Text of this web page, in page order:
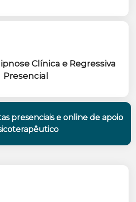
Clínica e Regressiva
Presencial
presenciais e online de apoio